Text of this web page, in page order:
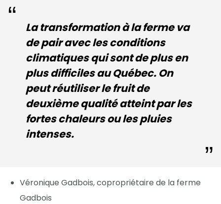
La transformation à la ferme va
de pair avec les conditions
climatiques qui sont de plus en
plus difficiles au Québec. On
peut réutiliser le fruit de
deuxième qualité atteint par les
fortes chaleurs ou les pluies
intenses.
Véronique Gadbois, copropriétaire de la ferme
Gadbois